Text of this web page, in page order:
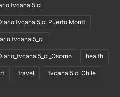
tvcanal5.cl
tvcanal5.cl Puerto Montt
tvcanal5_cl
health
travel tvcanal5.cl Chile